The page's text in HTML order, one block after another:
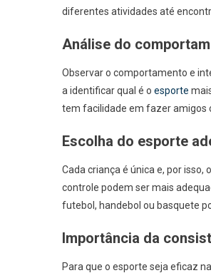
diferentes atividades até
Análise do
Observar o comportamento e
a identificar qual é o esporte
tem facilidade em fazer amigos
Escolha do esporte
Cada criança é única e, por
controle podem ser mais
futebol, handebol ou basquete
Importância da
Para que o esporte seja eficaz